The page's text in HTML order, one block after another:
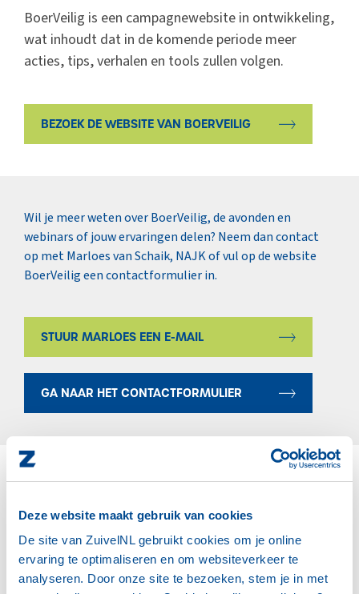
Deze website maakt gebruik van cookies
De site van ZuivelNL gebruikt cookies om je online
ervaring te optimaliseren en om websiteverkeer te
analyseren. Door onze site te bezoeken, stem je in met
BoerVeilig is een campagnewebsite in ontwikkeling,
wat inhoudt dat in de komende periode meer
acties, tips, verhalen en tools zullen volgen.
BEZOEK DE WEBSITE VAN BOERVEILIG
Wil je meer weten over BoerVeilig, de avonden en
webinars of jouw ervaringen delen? Neem dan contact
op met Marloes van Schaik, NAJK of vul op de website
BoerVeilig een contactformulier in.
STUUR MARLOES EEN E-MAIL
GA NAAR HET CONTACTFORMULIER
Meer nieuwsberichten